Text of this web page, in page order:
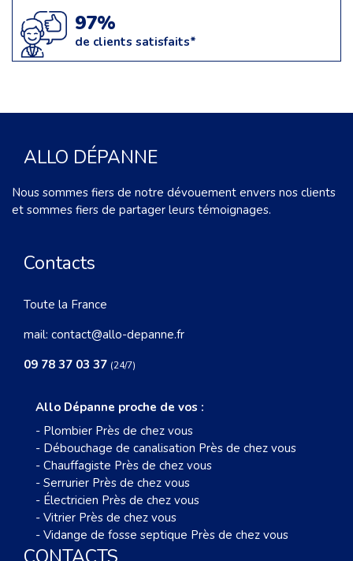
97%
de clients satisfaits*
ALLO DÉPANNE
Nous sommes fiers de notre dévouement envers nos clients
et sommes fiers de partager leurs témoignages.
Contacts
Toute la France
mail: contact@allo-depanne.fr
09 78 37 03 37 (24/7)
Allo Dépanne proche de vos :
- Plombier Près de chez vous
- Débouchage de canalisation Près de chez vous
- Chauffagiste Près de chez vous
- Serrurier Près de chez vous
- Électricien Près de chez vous
- Vitrier Près de chez vous
- Vidange de fosse septique Près de chez vous